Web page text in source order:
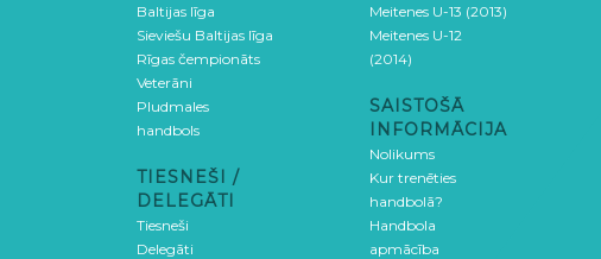
Baltijas līga
Sieviešu Baltijas līga
Rīgas čempionāts
Veterāni
Pludmales
handbols
TIESNEŠI /
DELEGĀTI
Tiesneši
Delegāti
Meitenes U-13 (2013)
Meitenes U-12
(2014)
SAISTOŠĀ
INFORMĀCIJA
Nolikums
Kur trenēties
handbolā?
Handbola
apmācība